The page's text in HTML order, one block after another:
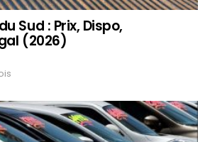
Sud : Prix, Dispo,
(2026)